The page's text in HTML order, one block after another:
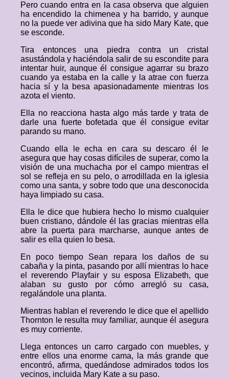
Pero cuando entra en la casa observa que alguien
ha encendido la chimenea y ha barrido, y aunque
no la puede ver adivina que ha sido Mary Kate, que
se esconde.
Tira entonces una piedra contra un cristal
asustándola y haciéndola salir de su escondite para
intentar huir, aunque él consigue agarrar su brazo
cuando ya estaba en la calle y la atrae con fuerza
hacia sí y la besa apasionadamente mientras los
azota el viento.
Ella no reacciona hasta algo más tarde y trata de
darle una fuerte bofetada que él consigue evitar
parando su mano.
Cuando ella le echa en cara su descaro él le
asegura que hay cosas difíciles de superar, como la
visión de una muchacha por el campo mientras el
sol se refleja en su pelo, o arrodillada en la iglesia
como una santa, y sobre todo que una desconocida
haya limpiado su casa.
Ella le dice que hubiera hecho lo mismo cualquier
buen cristiano, dándole él las gracias mientras ella
abre la puerta para marcharse, aunque antes de
salir es ella quien lo besa.
En poco tiempo Sean repara los daños de su
cabaña y la pinta, pasando por allí mientras lo hace
el reverendo Playfair y su esposa Elizabeth, que
alaban su gusto por cómo arregló su casa,
regalándole una planta.
Mientras hablan el reverendo le dice que el apellido
Thornton le resulta muy familiar, aunque él asegura
es muy corriente.
Llega entonces un carro cargado con muebles, y
entre ellos una enorme cama, la más grande que
encontró, afirma, quedándose admirados todos los
vecinos, incluida Mary Kate a su paso.